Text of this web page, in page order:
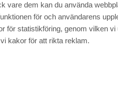
Internationell
rekrytering inom
vare dem kan du använda
för och användarens
för statistikföring, genom vilken
kakor för att rikta reklam.